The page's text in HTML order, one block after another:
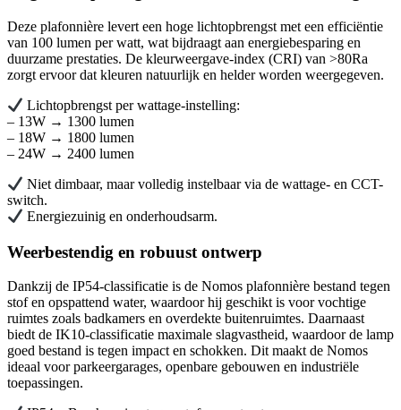
Deze plafonnière levert een hoge lichtopbrengst met een efficiëntie
van 100 lumen per watt, wat bijdraagt aan energiebesparing en
duurzame prestaties. De kleurweergave-index (CRI) van >80Ra
zorgt ervoor dat kleuren natuurlijk en helder worden weergegeven.
Lichtopbrengst per wattage-instelling:
– 13W → 1300 lumen
– 18W → 1800 lumen
– 24W → 2400 lumen
Niet dimbaar, maar volledig instelbaar via de wattage- en CCT-
switch.
Energiezuinig en onderhoudsarm.
Weerbestendig en robuust ontwerp
Dankzij de IP54-classificatie is de Nomos plafonnière bestand tegen
stof en opspattend water, waardoor hij geschikt is voor vochtige
ruimtes zoals badkamers en overdekte buitenruimtes. Daarnaast
biedt de IK10-classificatie maximale slagvastheid, waardoor de lamp
goed bestand is tegen impact en schokken. Dit maakt de Nomos
ideaal voor parkeergarages, openbare gebouwen en industriële
toepassingen.